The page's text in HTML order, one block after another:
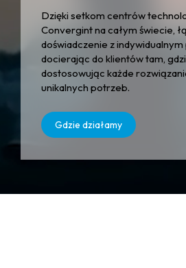
Dzięki setkom centrów
Convergint na całym świecie,
doświadczenie z
docierając do klientów tam,
dostosowując każde
unikalnych potrzeb.
Gdzie działamy